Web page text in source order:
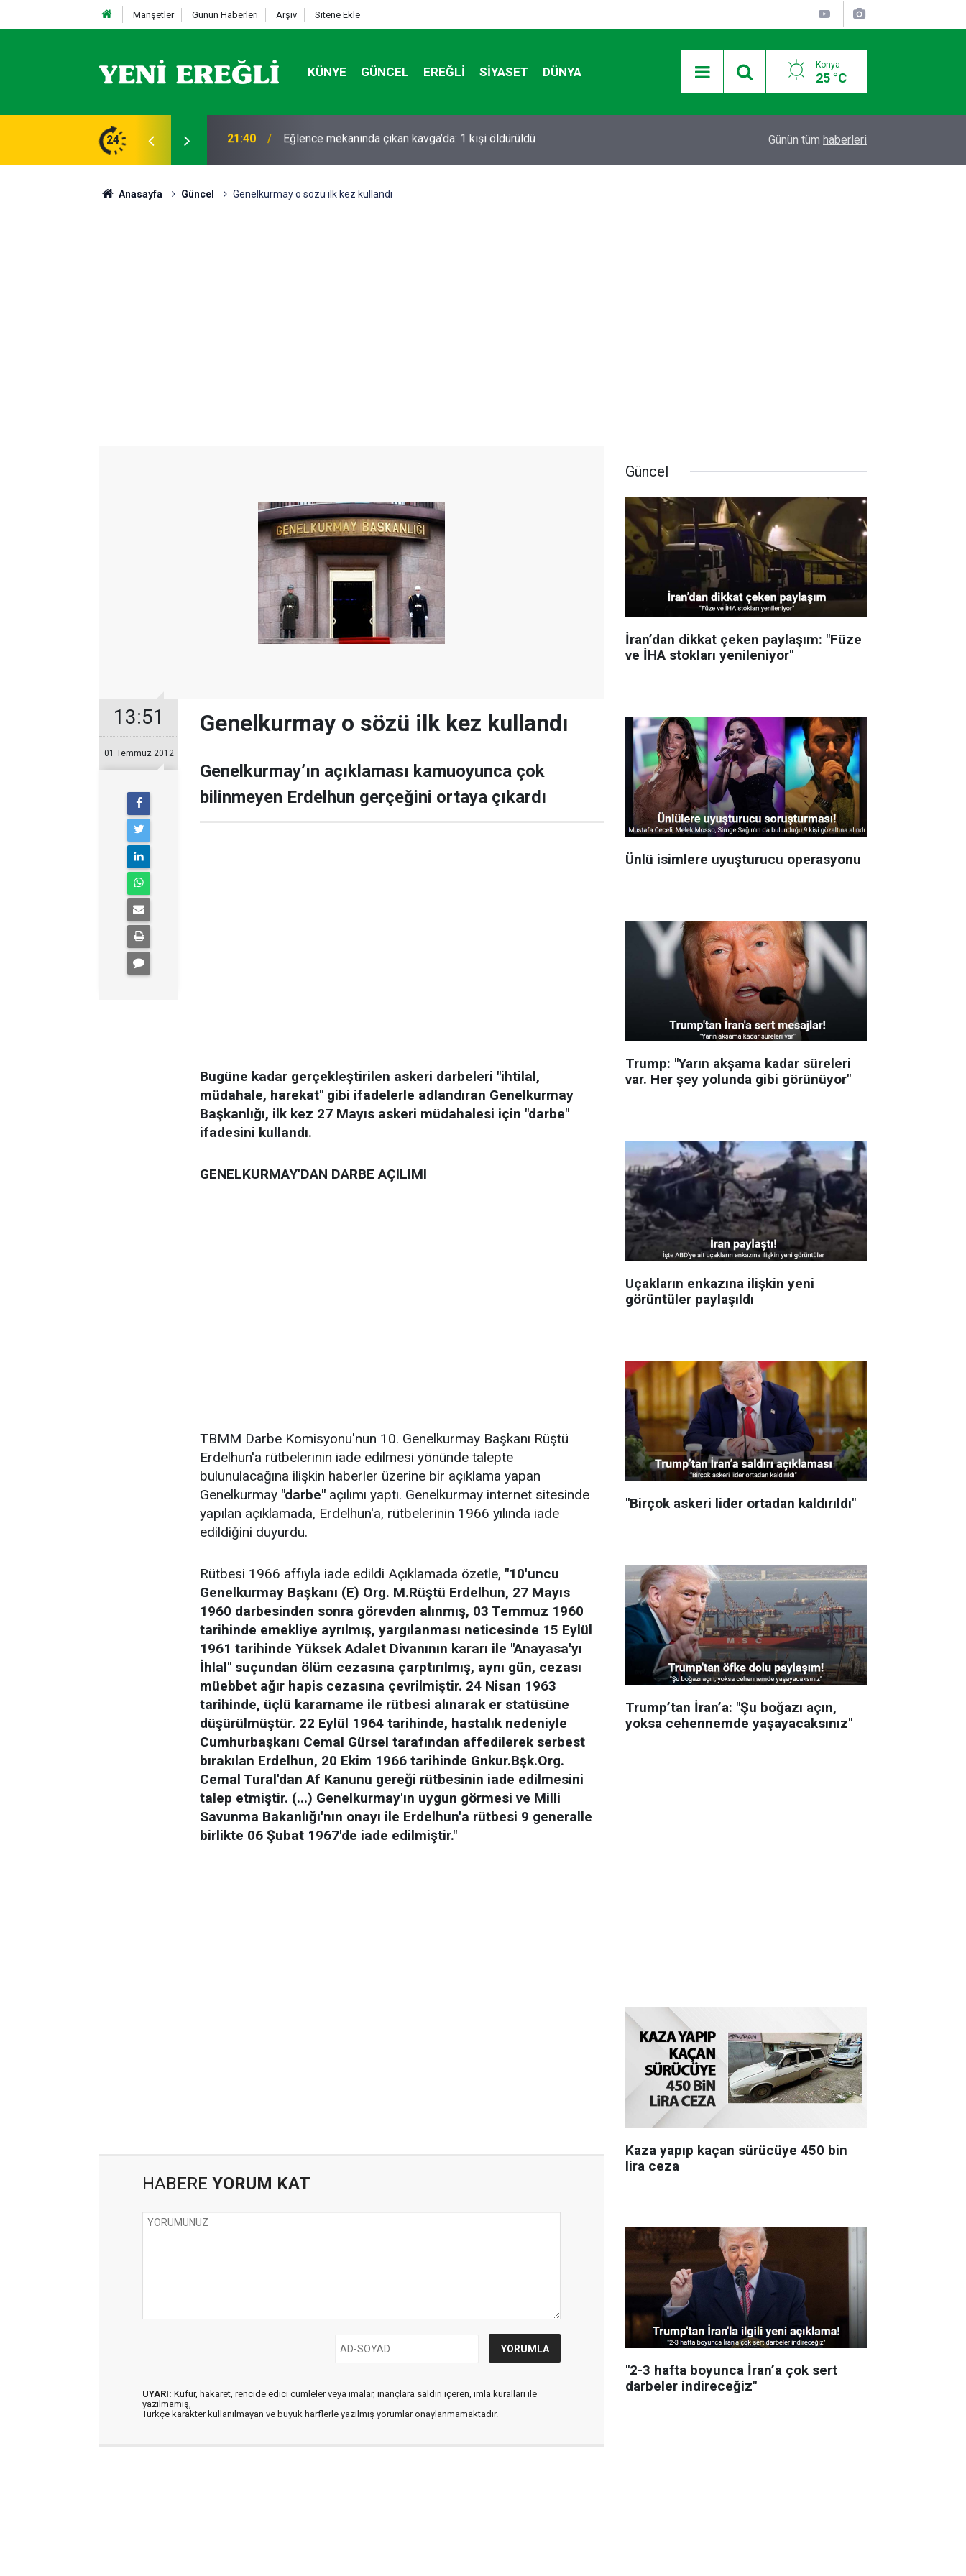
Manşetler Günün Haberleri Arşiv Sitene Ekle
KÜNYE GÜNCEL EREĞLI SIYASET DÜNYA Konya
25 °C
24 12:04 08 AĞUSTOS 2026 Tarihinde Ereğli’de Vefat Edenler Ereğli Kaymakam Genel, Genç Voleybolcuların
Günün tüm haberleri
Anasayfa Güncel Genelkurmay o sözü ilk kez kullandı
13:51
01 Temmuz 2012
Genelkurmay o sözü ilk kez kullandı
Genelkurmay’ın açıklaması kamuoyunca çok
bilinmeyen Erdelhun gerçeğini ortaya çıkardı
Bugüne kadar gerçekleştirilen askeri darbeleri "ihtilal,
müdahale, harekat" gibi ifadelerle adlandıran Genelkurmay
Başkanlığı, ilk kez 27 Mayıs askeri müdahalesi için "darbe"
ifadesini kullandı.
GENELKURMAY'DAN DARBE AÇILIMI
TBMM Darbe Komisyonu'nun 10. Genelkurmay Başkanı Rüştü
Erdelhun'a rütbelerinin iade edilmesi yönünde talepte
bulunulacağına ilişkin haberler üzerine bir açıklama yapan
Genelkurmay "darbe" açılımı yaptı. Genelkurmay internet sitesinde
yapılan açıklamada, Erdelhun'a, rütbelerinin 1966 yılında iade
edildiğini duyurdu.
Rütbesi 1966 affıyla iade edildi Açıklamada özetle, "10'uncu
Genelkurmay Başkanı (E) Org. M.Rüştü Erdelhun, 27 Mayıs
1960 darbesinden sonra görevden alınmış, 03 Temmuz 1960
tarihinde emekliye ayrılmış, yargılanması neticesinde 15 Eylül
1961 tarihinde Yüksek Adalet Divanının kararı ile "Anayasa'yı
İhlal" suçundan ölüm cezasına çarptırılmış, aynı gün, cezası
müebbet ağır hapis cezasına çevrilmiştir. 24 Nisan 1963
tarihinde, üçlü kararname ile rütbesi alınarak er statüsüne
düşürülmüştür. 22 Eylül 1964 tarihinde, hastalık nedeniyle
Cumhurbaşkanı Cemal Gürsel tarafından affedilerek serbest
bırakılan Erdelhun, 20 Ekim 1966 tarihinde Gnkur.Bşk.Org.
Cemal Tural'dan Af Kanunu gereği rütbesinin iade edilmesini
talep etmiştir. (...) Genelkurmay'ın uygun görmesi ve Milli
Savunma Bakanlığı'nın onayı ile Erdelhun'a rütbesi 9 generalle
birlikte 06 Şubat 1967'de iade edilmiştir."
HABERE YORUM KAT
UYARI: Küfür, hakaret, rencide edici cümleler veya imalar, inançlara saldırı içeren, imla kuralları ile
yazılmamış,
Türkçe karakter kullanılmayan ve büyük harflerle yazılmış yorumlar onaylanmamaktadır.
Güncel
İran’dan dikkat çeken paylaşım: "Füze
ve İHA stokları yenileniyor"
Ünlü isimlere uyuşturucu operasyonu
Trump: "Yarın akşama kadar süreleri
var. Her şey yolunda gibi görünüyor"
Uçakların enkazına ilişkin yeni
görüntüler paylaşıldı
"Birçok askeri lider ortadan kaldırıldı"
Trump’tan İran’a: "Şu boğazı açın,
yoksa cehennemde yaşayacaksınız"
Kaza yapıp kaçan sürücüye 450 bin
lira ceza
"2-3 hafta boyunca İran’a çok sert
darbeler indireceğiz"